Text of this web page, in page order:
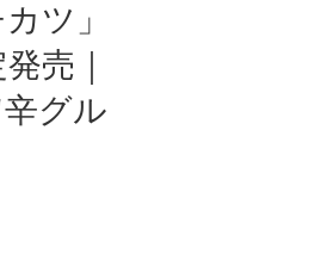
ツ」
売｜
グル